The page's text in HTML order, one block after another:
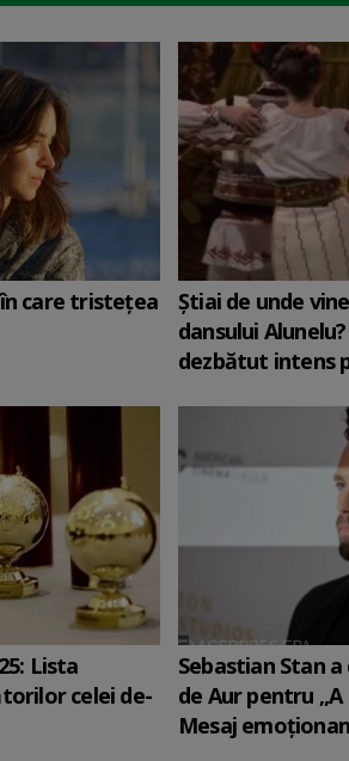
care tristețea
Știai de unde
dansului
dezbătut intens
Lista
celei de-
Sebastian Stan
de Aur pentru
Mesaj